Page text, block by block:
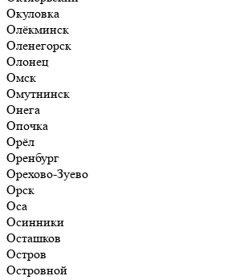
Окуловка
Олёкминск
Оленегорск
Олонец
Омск
Омутнинск
Онега
Опочка
Орёл
Оренбург
Орехово-Зуево
Орск
Оса
Осинники
Осташков
Остров
Островной